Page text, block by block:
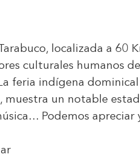
localizada a 60
culturales humanos
feria indígena dominical
muestra un notable
Podemos